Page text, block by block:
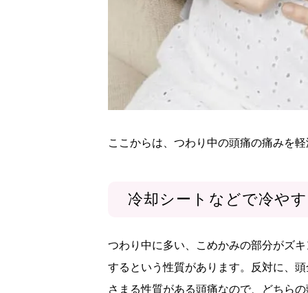
ここからは、つわり中の頭痛の痛みを
冷却シートなどで冷やす
つわり中に多い、こめかみの部分がズ
するという性質があります。反対に、
さまる性質がある頭痛なので、どちら